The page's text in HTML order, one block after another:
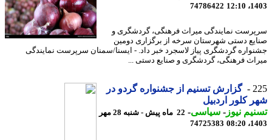
74786422
نمایندگی میراث فرهنگی، گردشگری و
دستی شهرستان سرخه از برگزاری دومین
گردشگری پیاز لاسجرد خبر داد. - ایسنا/سمنان سرپرست نمایندگی
فرهنگی، گردشگری و صنایع دستی ...
گزارش تسنیم از جشنواره گردو در
کلور اردبیل
نیوز-سیاسی-
22 ماه پیش - شنبه 28 مهر
74725383